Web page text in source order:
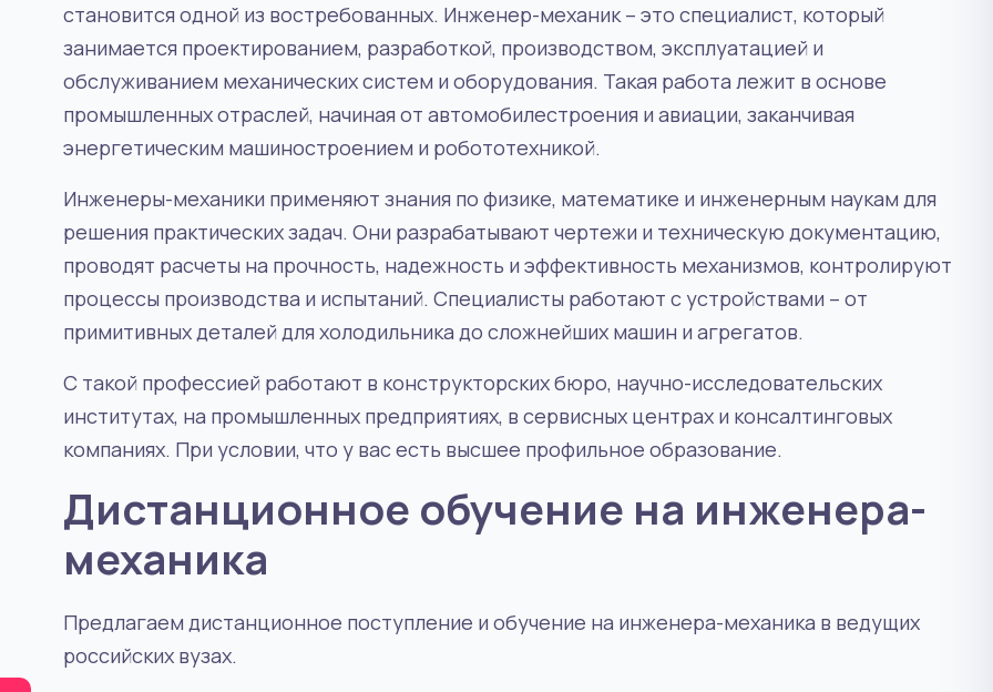
становится одной из востребованных. Инженер-механик – это специалист, который
занимается проектированием, разработкой, производством, эксплуатацией и
обслуживанием механических систем и оборудования. Такая работа лежит в основе
промышленных отраслей, начиная от автомобилестроения и авиации, заканчивая
энергетическим машиностроением и робототехникой.
Инженеры-механики применяют знания по физике, математике и инженерным наукам для
решения практических задач. Они разрабатывают чертежи и техническую документацию,
проводят расчеты на прочность, надежность и эффективность механизмов, контролируют
процессы производства и испытаний. Специалисты работают с устройствами – от
примитивных деталей для холодильника до сложнейших машин и агрегатов.
С такой профессией работают в конструкторских бюро, научно-исследовательских
институтах, на промышленных предприятиях, в сервисных центрах и консалтинговых
компаниях. При условии, что у вас есть высшее профильное образование.
Дистанционное обучение на инженера-
механика
Предлагаем дистанционное поступление и обучение на инженера-механика в ведущих
российских вузах.